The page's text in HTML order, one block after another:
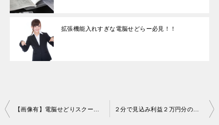
拡張機能入れすぎな電脳せどらー必見！！
投
稿
ナ